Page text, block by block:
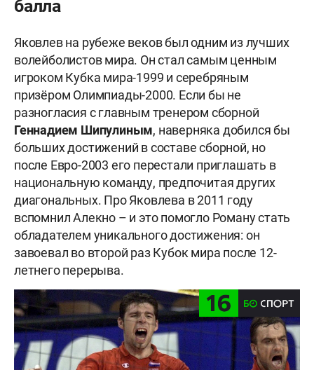
балла
Яковлев на рубеже веков был одним из лучших
волейболистов мира. Он стал самым ценным
игроком Кубка мира-1999 и серебряным
призёром Олимпиады-2000. Если бы не
разногласия с главным тренером сборной
Геннадием Шипулиным, наверняка добился бы
больших достижений в составе сборной, но
после Евро-2003 его перестали приглашать в
национальную команду, предпочитая других
диагональных. Про Яковлева в 2011 году
вспомнил Алекно – и это помогло Роману стать
обладателем уникального достижения: он
завоевал во второй раз Кубок мира после 12-
летнего перерыва.